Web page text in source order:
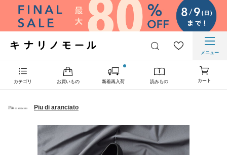
メニュー
カテゴリ お買いもの 新着再入荷 読みもの カート
Piu di aranciato